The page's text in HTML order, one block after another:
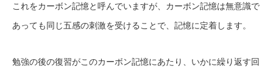
これをカーボン記憶と呼んでいますが、カーボン記憶は無意識で
あっても同じ五感の刺激を受けることで、記憶に定着します。
勉強の後の復習がこのカーボン記憶にあたり、いかに繰り返す回